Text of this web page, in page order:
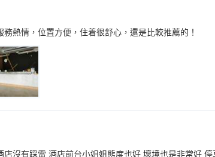
熱情，位置方便，住着很舒心，還是比較推薦的！
沒有踩雷 酒店前台小姐姐態度也好 壞境也是非常好